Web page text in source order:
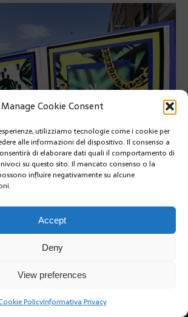
Manage Cookie Consent
utilizziamo tecnologie come i cookie per
alle informazioni del dispositivo. Il consenso a
di elaborare dati quali il comportamento di
su questo sito. Il mancato consenso o la
influire negativamente su alcune
Accept
Deny
View preferences
PolicyInformativa Privacy